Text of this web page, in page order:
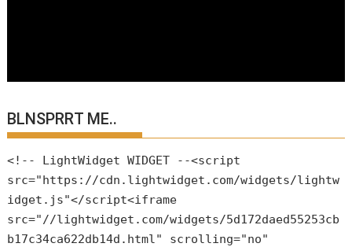
BLNSPRRT ME..
<!-- LightWidget WIDGET --<script
src="https://cdn.lightwidget.com/widgets/lightw
idget.js"</script<iframe
src="//lightwidget.com/widgets/5d172daed55253cb
b17c34ca622db14d.html" scrolling="no"